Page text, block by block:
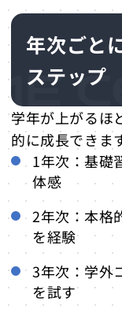
年次ごと
ステップ
学年が上がるほ
的に成長できま
1年次：基礎
体感
2年次：本格
を経験
3年次：学外
を試す